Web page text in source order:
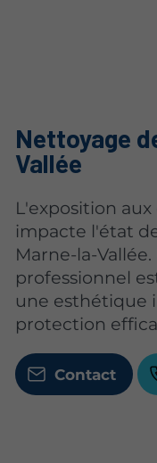
Nettoyage
Vallée
L'exposition
impacte l'état
Marne-la-
professionnel
une esthétique
protection
Contact